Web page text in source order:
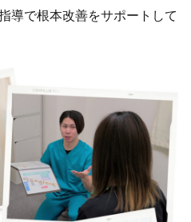
導で根本改善をサポートして